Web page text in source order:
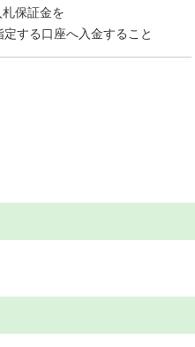
保証金を
する口座へ入金すること